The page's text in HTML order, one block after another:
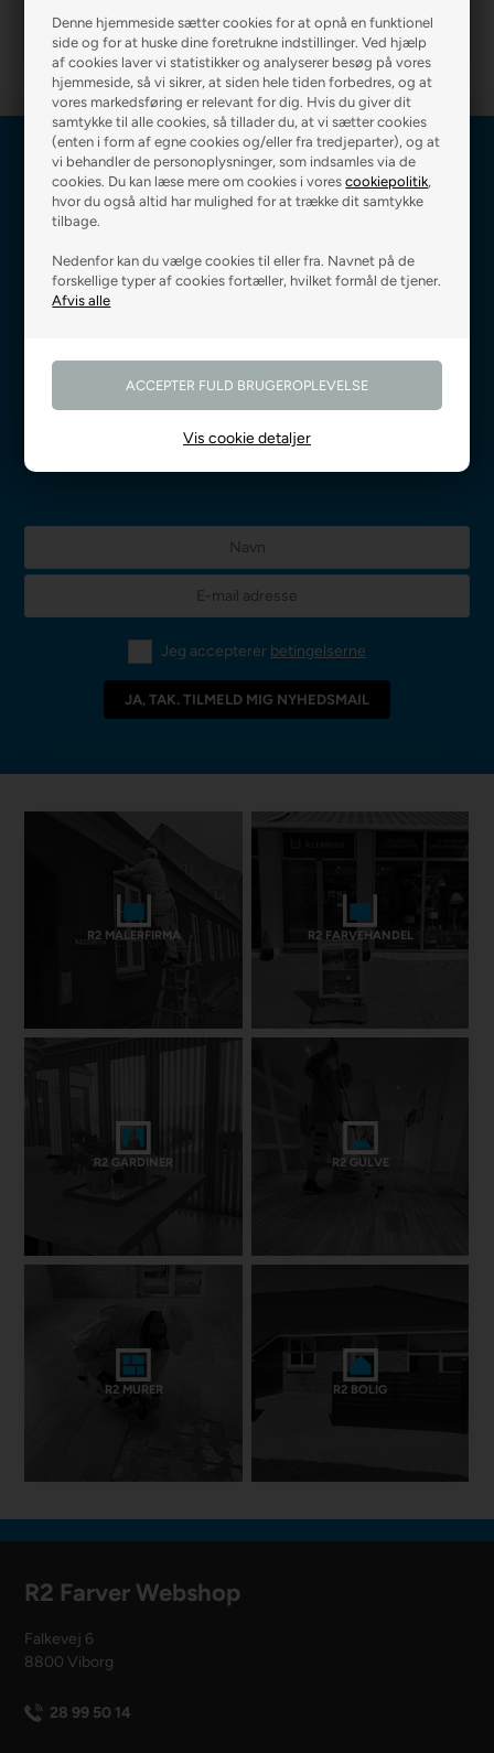
Denne hjemmeside sætter cookies for at opnå en funktionel
side og for at huske dine foretrukne indstillinger. Ved hjælp
af cookies laver vi statistikker og analyserer besøg på vores
hjemmeside, så vi sikrer, at siden hele tiden forbedres, og at
vores markedsføring er relevant for dig. Hvis du giver dit
samtykke til alle cookies, så tillader du, at vi sætter cookies
(enten i form af egne cookies og/eller fra tredjeparter), og at
vi behandler de personoplysninger, som indsamles via de
cookies. Du kan læse mere om cookies i vorescookiepolitik,
hvor du også altid har mulighed for at trække dit samtykke
tilbage.
Nedenfor kan du vælge cookies til eller fra. Navnet på de
forskellige typer af cookies fortæller, hvilket formål de tjener.
Vis cookie detaljer
VÆLG VARIANT
Tilmeld dig vores nyhedsbrev og modtag
gode råd og vejledning
Jeg accepterer betingelserne
R2 MALERFIRMA R2 FARVEHANDEL
R2 GARDINER R2 GULVE
R2 MURER R2 BOLIG
R2 Farver Webshop
Falkevej 6
8800 Viborg
28 99 50 14